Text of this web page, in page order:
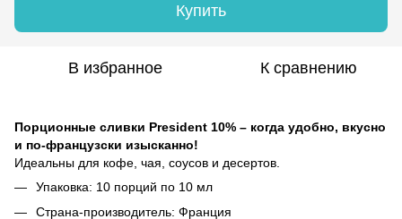
Купить
В избранное К сравнению
Порционные сливки President 10% – когда удобно, вкусно
и по-французски изысканно!
Идеальны для кофе, чая, соусов и десертов.
Упаковка: 10 порций по 10 мл
Страна-производитель: Франция